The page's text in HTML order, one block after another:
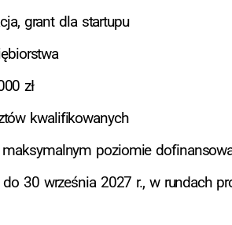
grant dla startupu
zł
kwalifikowanych
poziomie
30 września 2027 r., w rundach